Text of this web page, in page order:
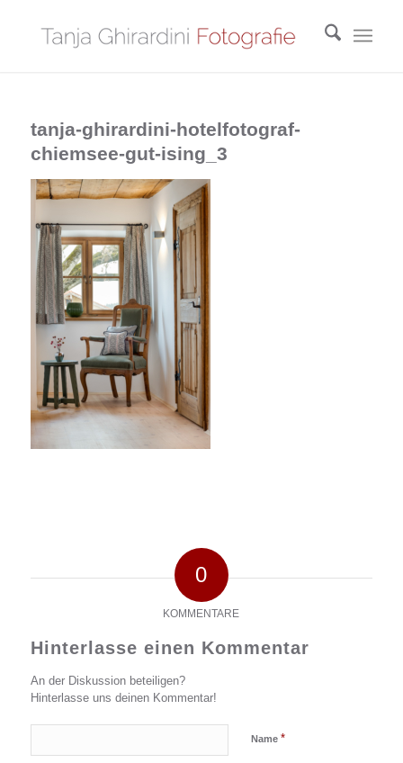
tanja-ghirardini-hotelfotograf-
chiemsee-gut-ising_3
0
KOMMENTARE
Hinterlasse einen Kommentar
An der Diskussion beteiligen?
Hinterlasse uns deinen Kommentar!
Name *